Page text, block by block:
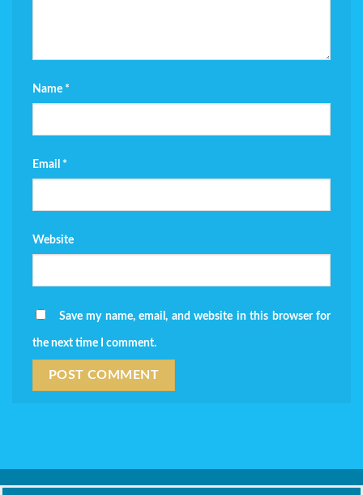
Name *
Email *
Website
Save my name, email, and website in this browser for
the next time I comment.